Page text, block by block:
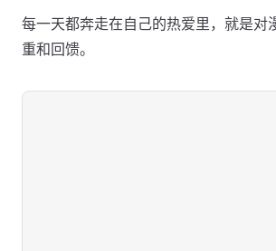
每一天都奔走在自己的热爱里，就是对
重和回馈。